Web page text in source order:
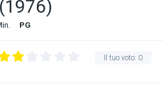
PG
Il tuo voto: 0